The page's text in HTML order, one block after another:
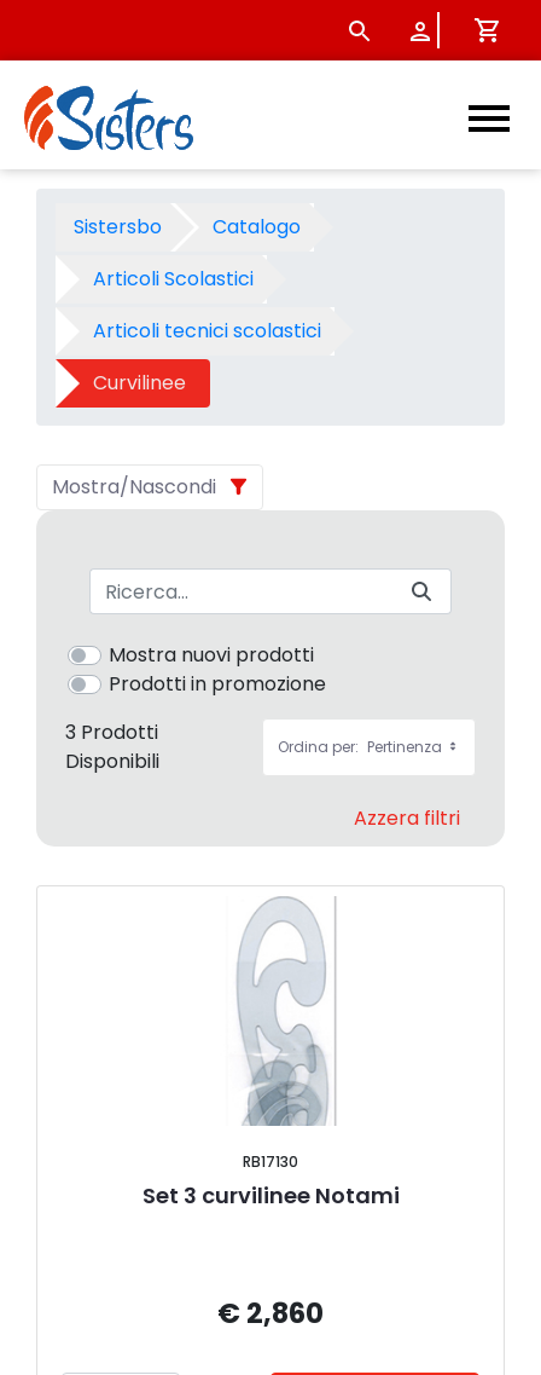
Curvilinee - Categoria -
Sistersbo
Catalogo
Articoli Scolastici
Articoli tecnici scolastici
Curvilinee
Mostra/Nascondi
Barra di ricerca
Mostra nuovi prodotti
Prodotti in promozione
3 Prodotti
Disponibili
Ordina per: Pertinenza
Azzera filtri
RB17130
Set 3 curvilinee Notami
€ 2,860